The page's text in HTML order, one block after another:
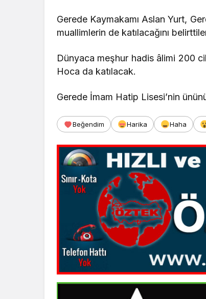
Gerede Kaymakamı Aslan Yurt,
muallimlerin de katılacağını
Dünyaca meşhur hadis âlimi 200
Hoca da katılacak.
Gerede İmam Hatip Lisesi’nin
Beğendim Harika Haha